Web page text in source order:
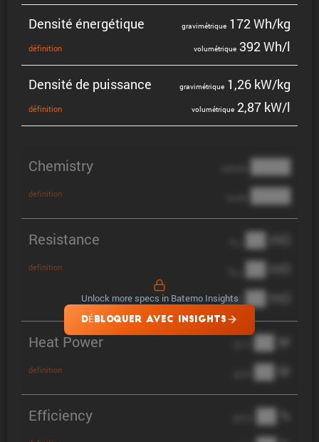
Densité énergé­tique
défini­tion
gravi­mé­trique 172 Wh/kg
volumé­trique 392 Wh/l
Densité de puissance
défini­tion
gravi­mé­trique 1,26 kW/kg
volumé­trique 2,87 kW/l
Chemistry
definition
████
████
Resistance
definition
██ mΩ
██ mΩ
DCIR ██ mΩ
Heat Power
definition
██ W
██ W
Efficiency ██ %
Unlock more specs in Batemo Insights
DÉBLOQUER AVEC INSIGHTS